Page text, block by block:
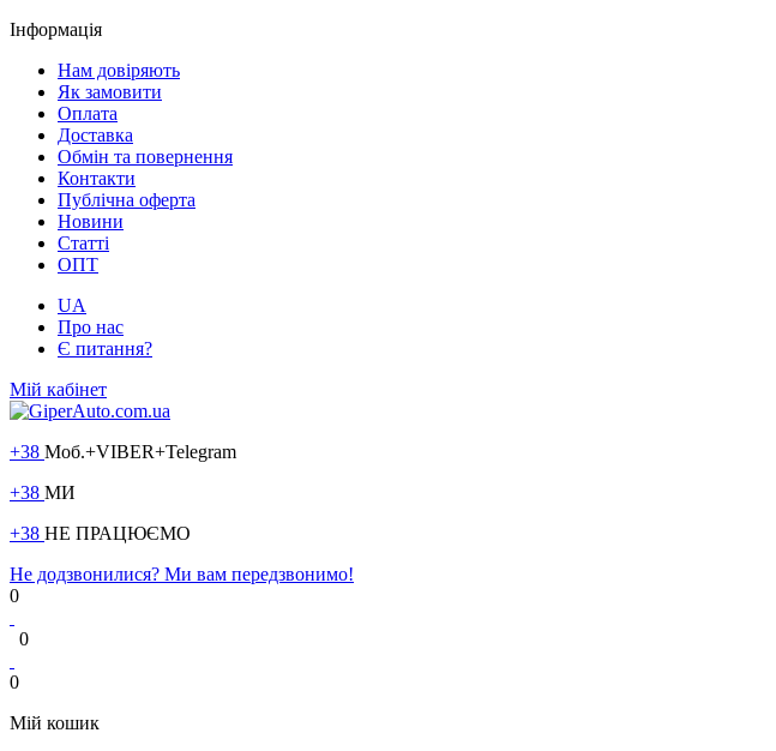
Інформація
Нам довіряють
Як замовити
Оплата
Доставка
Обмін та повернення
Контакти
Публічна оферта
Новини
Статті
ОПТ
UA
Про нас
Є питання?
Мій кабінет
+38 Моб.+VIBER+Telegram
+38 МИ
+38 НЕ ПРАЦЮЄМО
Не додзвонилися? Ми вам передзвонимо!
0
0
0
Мій кошик